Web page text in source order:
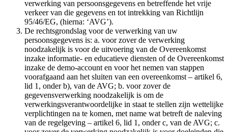
verwerking van persoonsgegevens en betreffende het vrije
verkeer van die gegevens en tot intrekking van Richtlijn
95/46/EG, (hierna: ‘AVG’).
De rechtsgrondslag voor de verwerking van uw
persoonsgegevens is: a. voor zover de verwerking
noodzakelijk is voor de uitvoering van de Overeenkomst
inzake informatie- en educatieve diensten of de Overeenkomst
inzake de demo-account en voor het nemen van stappen
voorafgaand aan het sluiten van een overeenkomst – artikel 6,
lid 1, onder b), van de AVG; b. voor zover de
gegevensverwerking noodzakelijk is om de
verwerkingsverantwoordelijke in staat te stellen zijn wettelijke
verplichtingen na te komen, met name wat betreft de naleving
van de regelgeving – artikel 6, lid 1, onder c, van de AVG; c.